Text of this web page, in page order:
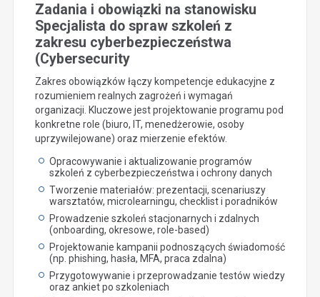
Zadania i obowiązki na stanowisku
Specjalista do spraw szkoleń z
zakresu cyberbezpieczeństwa
(Cybersecurity
Zakres obowiązków łączy kompetencje edukacyjne z
rozumieniem realnych zagrożeń i wymagań
organizacji. Kluczowe jest projektowanie programu pod
konkretne role (biuro, IT, menedżerowie, osoby
uprzywilejowane) oraz mierzenie efektów.
Opracowywanie i aktualizowanie programów
szkoleń z cyberbezpieczeństwa i ochrony danych
Tworzenie materiałów: prezentacji, scenariuszy
warsztatów, microlearningu, checklist i poradników
Prowadzenie szkoleń stacjonarnych i zdalnych
(onboarding, okresowe, role-based)
Projektowanie kampanii podnoszących świadomość
(np. phishing, hasła, MFA, praca zdalna)
Przygotowywanie i przeprowadzanie testów wiedzy
oraz ankiet po szkoleniach